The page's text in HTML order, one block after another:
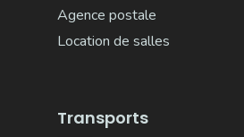
Agence postale
Location de salles
Transports